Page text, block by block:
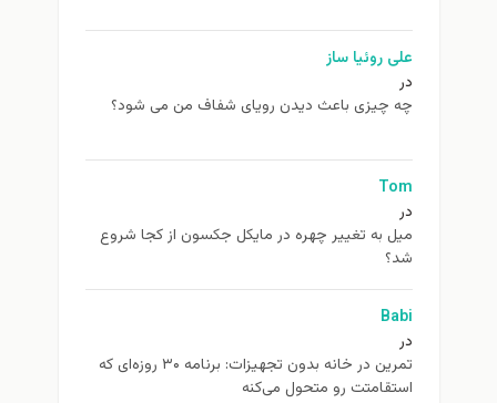
علی روئیا ساز
در
چه چیزی باعث دیدن رویای شفاف من می شود؟
Tom
در
ميل به تغيير چهره در مایکل جکسون از كجا شروع
شد؟
Babi
در
تمرین در خانه بدون تجهیزات: برنامه ۳۰ روزه‌ای که
استقامتت رو متحول می‌کنه